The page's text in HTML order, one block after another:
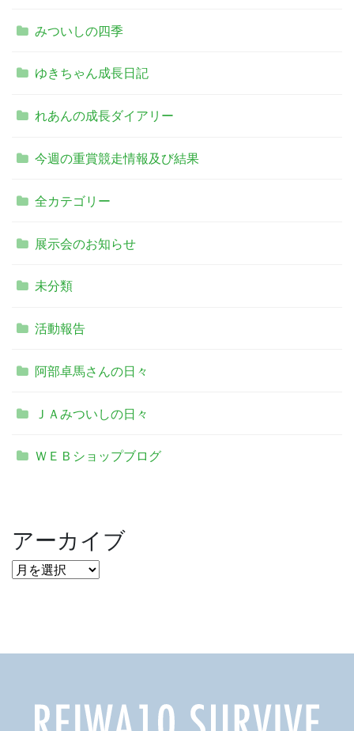
みついしの四季
ゆきちゃん成長日記
れあんの成長ダイアリー
今週の重賞競走情報及び結果
全カテゴリー
展示会のお知らせ
未分類
活動報告
阿部卓馬さんの日々
ＪＡみついしの日々
ＷＥＢショップブログ
アーカイブ
ア